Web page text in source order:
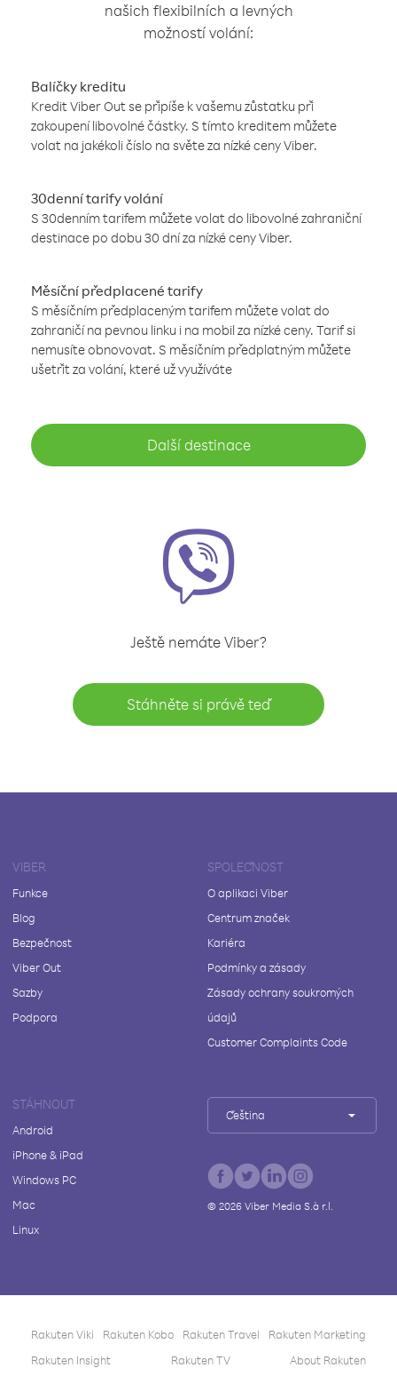
našich flexibilních a levných
možností volání:
Balíčky kreditu
Kredit Viber Out se připíše k vašemu zůstatku při
zakoupení libovolné částky. S tímto kreditem můžete
volat na jakékoli číslo na světe za nízké ceny Viber.
30denní tarify volání
S 30denním tarifem můžete volat do libovolné zahraniční
destinace po dobu 30 dní za nízké ceny Viber.
Měsíční předplacené tarify
S měsíčním předplaceným tarifem můžete volat do
zahraničí na pevnou linku i na mobil za nízké ceny. Tarif si
nemusíte obnovovat. S měsíčním předplatným můžete
ušetřit za volání, které už využíváte
Další destinace
Ještě nemáte Viber?
Stáhněte si právě teď
VIBER
Funkce
Blog
Bezpečnost
Viber Out
Sazby
Podpora
SPOLEČNOST
O aplikaci Viber
Centrum značek
Kariéra
Podmínky a zásady
Zásady ochrany soukromých
údajů
Customer Complaints Code
STÁHNOUT
Android
iPhone & iPad
Windows PC
Mac
Linux
Čeština
© 2026Viber Media S.à r.l.
Rakuten Viki Rakuten Kobo Rakuten Travel
Rakuten Marketing
Rakuten Insight
Rakuten TV About Rakuten